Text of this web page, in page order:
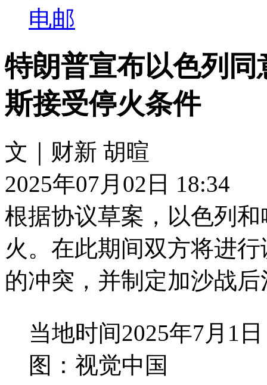
电邮
特朗普宣布以色列
斯接受停火条件
文｜财新 胡暄
2025年07月02日 18:34
根据协议草案，以色列
火。在此期间双方将进
的冲突，并制定加沙战
当地时间2025年7月1
图：视觉中国